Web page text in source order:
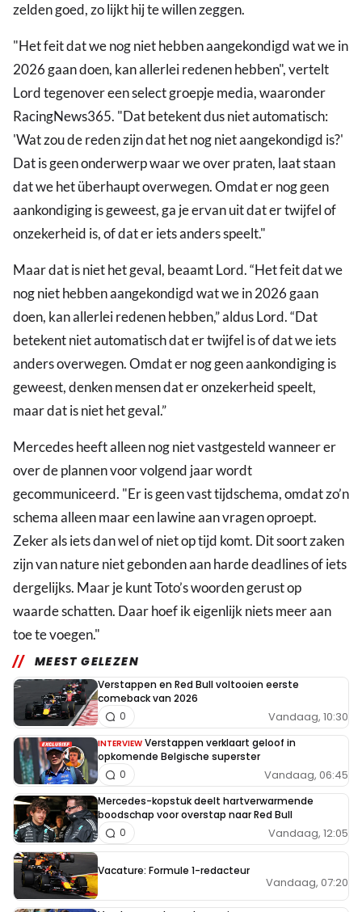
zelden goed, zo lijkt hij te willen zeggen.
"Het feit dat we nog niet hebben aangekondigd wat we in
2026 gaan doen, kan allerlei redenen hebben", vertelt
Lord tegenover een select groepje media, waaronder
RacingNews365. "Dat betekent dus niet automatisch:
'Wat zou de reden zijn dat het nog niet aangekondigd is?'
Dat is geen onderwerp waar we over praten, laat staan
dat we het überhaupt overwegen. Omdat er nog geen
aankondiging is geweest, ga je ervan uit dat er twijfel of
onzekerheid is, of dat er iets anders speelt."
Maar dat is niet het geval, beaamt Lord. “Het feit dat we
nog niet hebben aangekondigd wat we in 2026 gaan
doen, kan allerlei redenen hebben,” aldus Lord. “Dat
betekent niet automatisch dat er twijfel is of dat we iets
anders overwegen. Omdat er nog geen aankondiging is
geweest, denken mensen dat er onzekerheid speelt,
maar dat is niet het geval.”
Mercedes heeft alleen nog niet vastgesteld wanneer er
over de plannen voor volgend jaar wordt
gecommuniceerd. "Er is geen vast tijdschema, omdat zo’n
schema alleen maar een lawine aan vragen oproept.
Zeker als iets dan wel of niet op tijd komt. Dit soort zaken
zijn van nature niet gebonden aan harde deadlines of iets
dergelijks. Maar je kunt Toto’s woorden gerust op
waarde schatten. Daar hoef ik eigenlijk niets meer aan
toe te voegen."
MEEST GELEZEN
Verstappen en Red Bull voltooien eerste
comeback van 2026
Vandaag, 10:30
0
INTERVIEW Verstappen verklaart geloof in
opkomende Belgische superster
Vandaag, 06:45
0
Mercedes-kopstuk deelt hartverwarmende
boodschap voor overstap naar Red Bull
Vandaag, 12:05
0
Vacature: Formule 1-redacteur
Vandaag, 07:20